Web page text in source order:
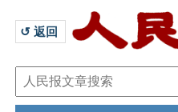
↺ 返回